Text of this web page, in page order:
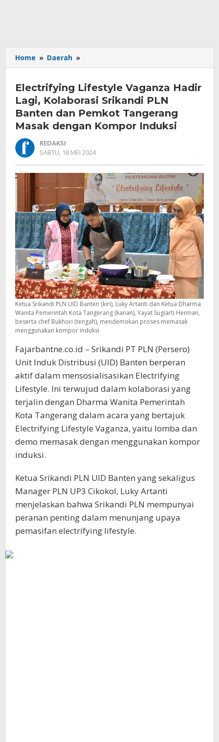
Home » Daerah »
Lifestyle
Hadir
Lagi,
Kolaborasi
Srikandi
PLN
dan
Masak
dengan
Kompor
Induksi
Electrifying Lifestyle Vaganza Hadir
Lagi, Kolaborasi Srikandi PLN
Banten dan Pemkot Tangerang
Masak dengan Kompor Induksi
REDAKSI
SABTU, 18 MEI 2024
Ketua Srikandi PLN UID Banten (kiri), Luky Artanti dan Ketua Dharma
Wanita Pemerintah Kota Tangerang (kanan), Yayat Sugiarti Herman,
beserta chef Bukhori (tengah), mendemokan proses memasak
menggunakan kompor induksi
Fajarbantne.co.id – Srikandi PT PLN (Persero)
Unit Induk Distribusi (UID) Banten berperan
aktif dalam mensosialisasikan Electrifying
Lifestyle. Ini terwujud dalam kolaborasi yang
terjalin dengan Dharma Wanita Pemerintah
Kota Tangerang dalam acara yang bertajuk
Electrifying Lifestyle Vaganza, yaitu lomba dan
demo memasak dengan menggunakan kompor
induksi.
Ketua Srikandi PLN UID Banten yang sekaligus
Manager PLN UP3 Cikokol, Luky Artanti
menjelaskan bahwa Srikandi PLN mempunyai
peranan penting dalam menunjang upaya
pemasifan electrifying lifestyle.